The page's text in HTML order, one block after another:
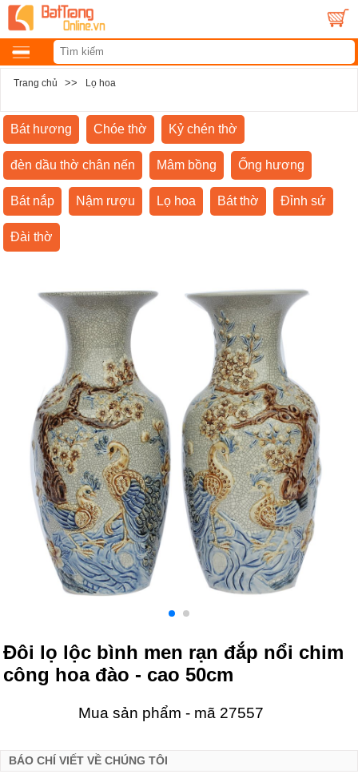
Trang chủ >> Lọ hoa
Bát hương Chóe thờ Kỷ chén thờ
đèn dầu thờ chân nến Mâm bồng Ống hương
Bát nắp Nậm rượu Lọ hoa Bát thờ Đỉnh sứ
Đài thờ
Đôi lọ lộc bình men rạn đắp nổi chim
công hoa đào - cao 50cm
Mua sản phẩm - mã 27557
BÁO CHÍ VIẾT VỀ CHÚNG TÔI